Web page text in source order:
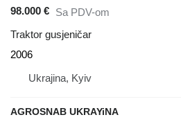
98.000 € Sa PDV-om
Traktor gusjeničar
2006
Ukrajina, Kyiv
AGROSNAB UKRAYiNA